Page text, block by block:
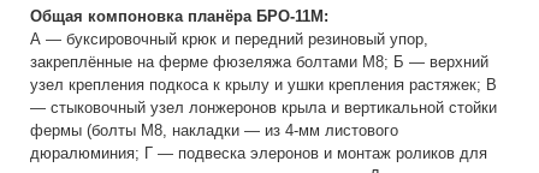
Общая компоновка планёра БРО-11М:
А — буксировочный крюк и передний резиновый упор,
закреплённые на ферме фюзеляжа болтами М8; Б — верхний
узел крепления подкоса к крылу и ушки крепления растяжек; В
— стыковочный узел лонжеронов крыла и вертикальной стойки
фермы (болты М8, накладки — из 4-мм листового
дюралюминия; Г — подвеска элеронов и монтаж роликов для